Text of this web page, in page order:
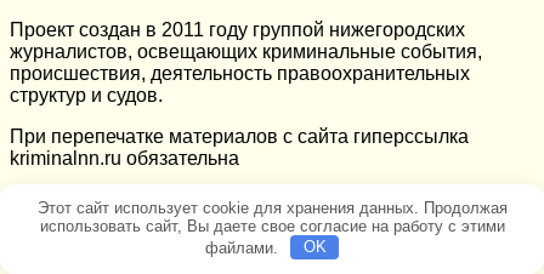
Проект создан в 2011 году группой нижегородских
журналистов, освещающих криминальные события,
происшествия, деятельность правоохранительных
структур и судов.
При перепечатке материалов c сайта гиперссылка
kriminalnn.ru обязательна
Этот сайт использует cookie для хранения данных. Продолжая
использовать сайт, Вы даете свое согласие на работу с этими
файлами.
OK